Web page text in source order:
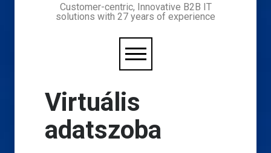
Customer-centric, Innovative B2B IT
solutions with 27 years of experience
Virtuális
adatszoba